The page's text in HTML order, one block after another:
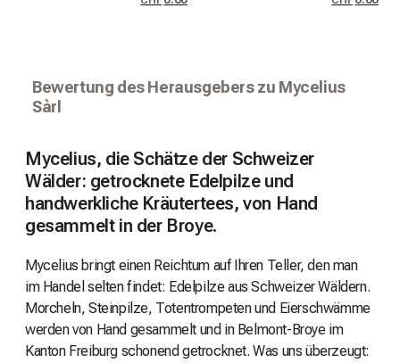
Bewertung des Herausgebers zu Mycelius
Sàrl
Mycelius, die Schätze der Schweizer
Wälder: getrocknete Edelpilze und
handwerkliche Kräutertees, von Hand
gesammelt in der Broye.
Mycelius bringt einen Reichtum auf Ihren Teller, den man
im Handel selten findet: Edelpilze aus Schweizer Wäldern.
Morcheln, Steinpilze, Totentrompeten und Eierschwämme
werden von Hand gesammelt und in Belmont-Broye im
Kanton Freiburg schonend getrocknet. Was uns überzeugt: